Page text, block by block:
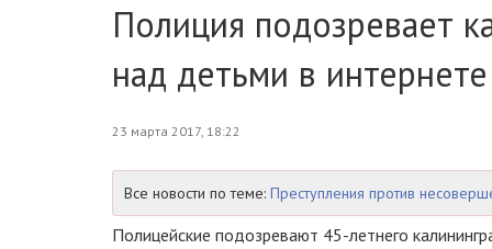
Полиция подозревает
над детьми в интернете
23 марта 2017, 18:22
Все новости по теме: Преступления против
Полицейские подозревают 45-летнего